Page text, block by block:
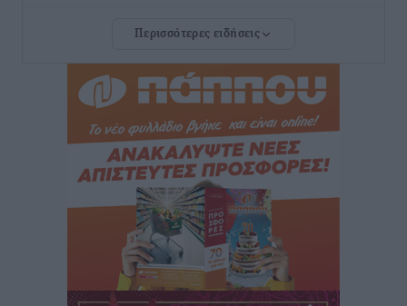
για τους δήμους
Δεύτερη πηγή εισοδήματος για τους επαγγελματίες
ψαράδες ο αλιευτικός τουρισμός
πριν 3 ώρες
Μαρία Εκμεκτσίογλου: Η πίστη μου είναι το
μεγαλύτερο στήριγμα μου – Το προσκύνημα στην ιερά
Μονή Πανορμίτη
πριν 3 ώρες
Περισσότερες ειδήσεις